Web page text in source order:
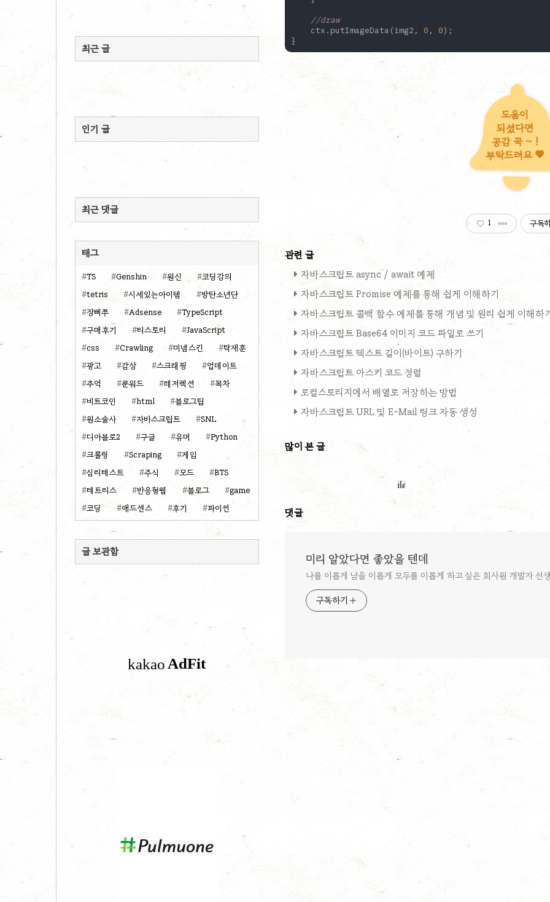
최근 글
인기 글
최근 댓글
태그
TS Genshin 원신
코딩강의
tetris
시세있는아이템
방탄소년단
장삐쭈
Adsense
TypeScript
구매후기
티스토리
JavaScript
css
Crawling 미넴스킨
탁재훈
광고
감상 스크래핑
업데이트
추억
룬워드 레저렉션
목차
비트코인
html
블로그팁
원소술사
자바스크립트
SNL
디아블로2
구글 유머
Python
크롤링
Scraping
게임
심리테스트
주식 모드
BTS
테트리스
반응형웹 블로그
game
코딩
애드센스 후기 파이썬
글 보관함
//draw
    ctx.putImageData(img2,
0 , 0);
}
도움이
되셨다면
공감 꾹 ~ !
부탁드려요 💖
1 구독
자바스크립트 async / await 예제
자바스크립트 Promise 예제를 통해 쉽게 이해하기
자바스크립트 콜백 함수 예제를 통해 개념 및 원리 쉽게 이해하
자바스크립트 Base64 이미지 코드 파일로 쓰기
자바스크립트 텍스트 길이(바이트) 구하기
자바스크립트 아스키 코드 정렬
로컬스토리지에서 배열로 저장하는 방법
자바스크립트 URL 및 E-Mail 링크 자동 생성
많이 본 글
댓글
미리 알았다면 좋았을 텐데
나를 이롭게 남을 이롭게 모두를 이롭게 하고 싶은 회사원 개발자 선
구독하기